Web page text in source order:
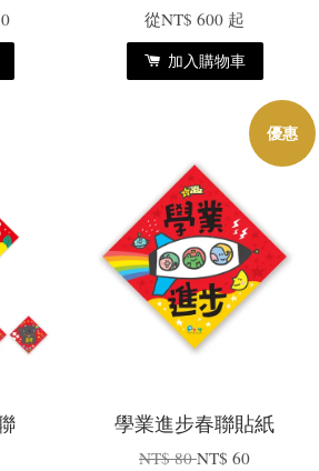
從NT$ 600 起
加入購物車
優惠
學業進步春聯貼紙
NT$ 80NT$ 60